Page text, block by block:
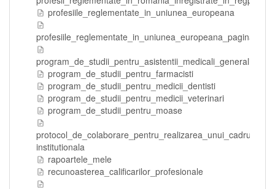
profesiile_reglementate_in_uniunea_europeana
program_de_studii_pentru_asistentii_medicali_generalisti
program_de_studii_pentru_farmacisti
program_de_studii_pentru_medicii_dentisti
program_de_studii_pentru_medicii_veterinari
program_de_studii_pentru_moase
institutionala
rapoartele_mele
recunoasterea_calificarilor_profesionale